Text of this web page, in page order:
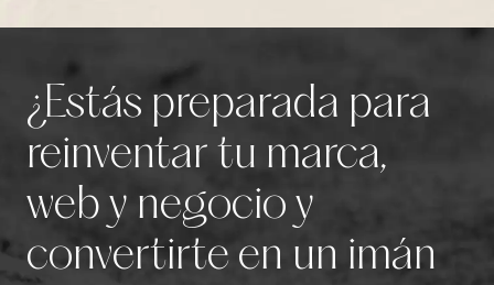
¿Estás preparada para
reinventar tu marca,
web y negocio y
convertirte en un imán